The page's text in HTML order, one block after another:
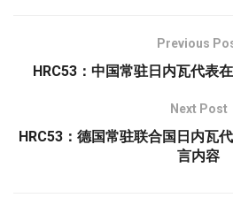
Previous
HRC53：中国常驻日内瓦代表
Next Post
HRC53：德国常驻联合国日内瓦
言内容